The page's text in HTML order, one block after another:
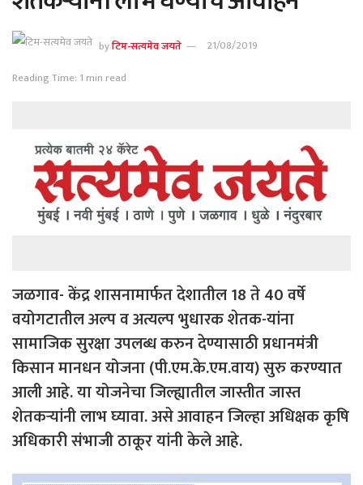
byटिम-सत्यमेव जयते
21/08/2019
Reading Time: 1 min read
जळगाव- केंद्र शासनामार्फत देशातील 18 ते 40 वर्षे
वयोगटातील अल्प व अत्यल्प भुधारक शेतक-यांना
सामाजिक सुरक्षा उपलब्ध करुन देण्यासाठी प्रधानमंत्री
किसान मानधन योजना (पी.एम.के.एम.वाय) सुरु करण्यात
आली आहे. या योजनेचा जिल्ह्यातील जास्तीत जास्त
शेतकऱ्यांनी लाभ घ्यावा. असे आवाहन जिल्हा अधिक्षक कृषि
अधिकारी संभाजी ठाकूर यांनी केले आहे.